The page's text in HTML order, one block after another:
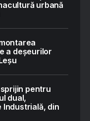
urbană
a deșeurilor
pentru
dual,
Industrială, din